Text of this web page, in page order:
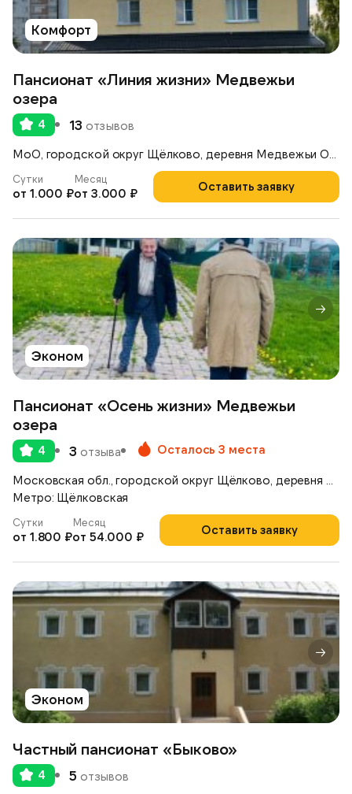
Комфорт
Пансионат «Линия жизни» Медвежьи
озера
4 13 отзывов
Оставить заявку
Сутки
от 1.000 ₽
Месяц
от 3.000 ₽
Эконом
Пансионат «Осень жизни» Медвежьи
озера
4 3 отзыва Осталось 3 места
Метро: Щёлковская
Оставить заявку
Сутки
от 1.800 ₽
Месяц
от 54.000 ₽
Эконом
Частный пансионат «Быково»
4 5 отзывов